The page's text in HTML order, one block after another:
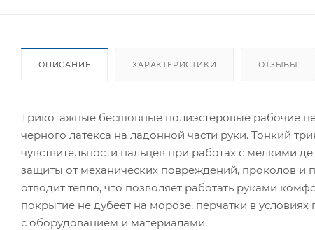
ОПИСАНИЕ ХАРАКТЕРИСТИКИ ОТЗЫВЫ
Трикотажные бесшовные полиэстеровые рабочие
черного латекса на ладонной части руки. Тонкий
чувствительности пальцев при работах с мелкими
защиты от механических повреждений, проколов и
отводит тепло, что позволяет работать руками
покрытие не дубеет на морозе, перчатки в
с оборудованием и материалами.